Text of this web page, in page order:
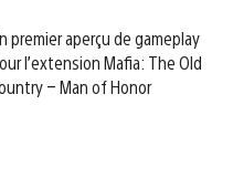
premier aperçu de gameplay
l’extension Mafia: The Old
– Man of Honor